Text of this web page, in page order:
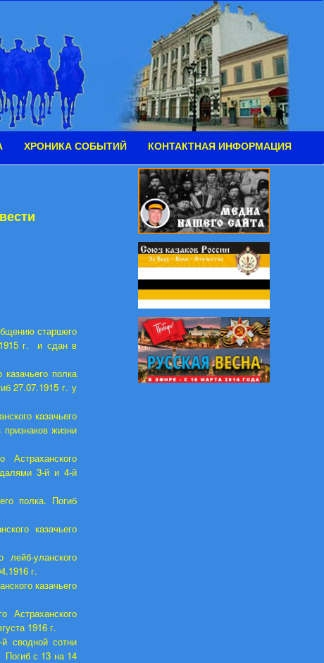
ХРОНИКА СОБЫТИЙ КОНТАКТНАЯ ИНФОРМАЦИЯ
старшего
г. и сдан в
полка
27.07.1915 г. у
казачьего
жизни
3-й и 4-й
полка. Погиб
казачьего
уланского
г.
казачьего
1916 г.
сводной сотни
Погиб с 13 на 14